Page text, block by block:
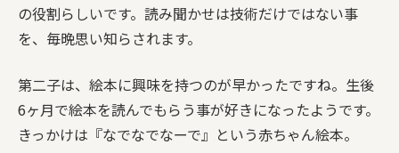
の役割らしいです。読み聞かせは技術だけではない事
を、毎晩思い知らされます。
第二子は、絵本に興味を持つのが早かったですね。生後
6ヶ月で絵本を読んでもらう事が好きになったようです。
きっかけは『なでなでなーで』という赤ちゃん絵本。